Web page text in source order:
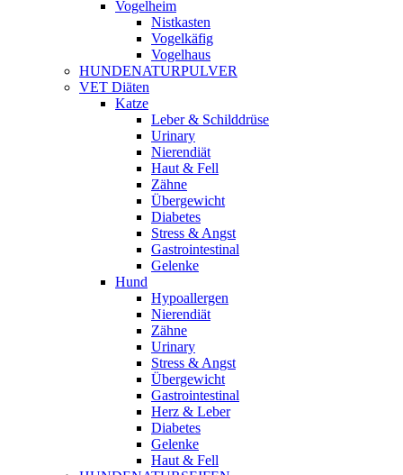
Vogelheim
Nistkasten
Vogelkäfig
Vogelhaus
HUNDENATURPULVER
VET Diäten
Katze
Leber & Schilddrüse
Urinary
Nierendiät
Haut & Fell
Zähne
Übergewicht
Diabetes
Stress & Angst
Gastrointestinal
Gelenke
Hund
Hypoallergen
Nierendiät
Zähne
Urinary
Stress & Angst
Übergewicht
Gastrointestinal
Herz & Leber
Diabetes
Gelenke
Haut & Fell